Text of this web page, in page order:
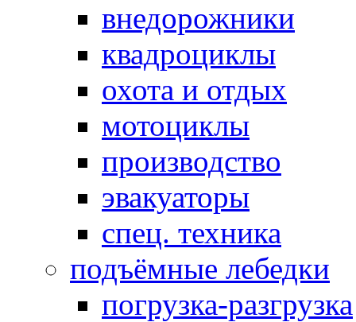
внедорожники
квадроциклы
охота и отдых
мотоциклы
производство
эвакуаторы
спец. техника
подъёмные лебедки
погрузка-разгрузка